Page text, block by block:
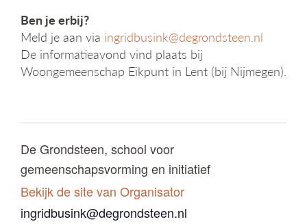
Ben je erbij?
Meld je aan via ingridbusink@degrondsteen.nl
De informatieavond vind plaats bij
Woongemeenschap Eikpunt in Lent (bij Nijmegen).
De Grondsteen, school voor
gemeenschapsvorming en initiatief
Bekijk de site van Organisator
ingridbusink@degrondsteen.nl